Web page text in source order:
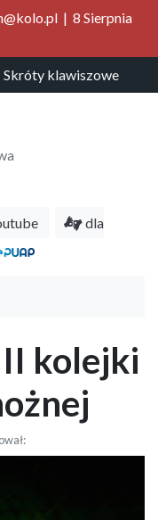
| 8 Sierpnia
klawiszowe
dla
kolejki